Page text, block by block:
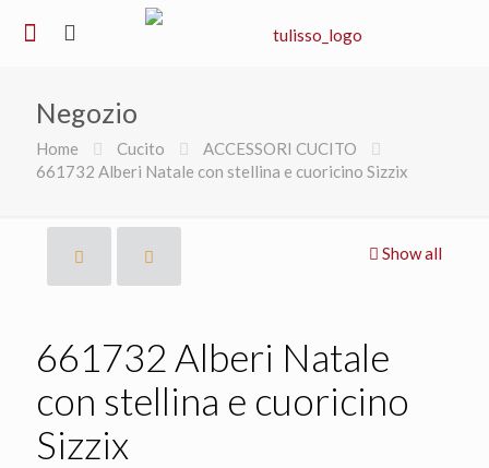
Negozio
Home Cucito
ACCESSORI CUCITO
661732 Alberi Natale con stellina e cuoricino Sizzix
Show all
661732 Alberi Natale
con stellina e cuoricino
Sizzix